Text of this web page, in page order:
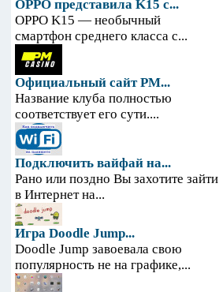
OPPO представила K15 с...
OPPO K15 — необычный
смартфон среднего класса с...
Официальный сайт PM...
Название клуба полностью
соответствует его сути....
Подключить вайфай на...
Рано или поздно Вы захотите зайти
в Интернет на...
Игра Doodle Jump...
Doodle Jump завоевала свою
популярность не на графике,...